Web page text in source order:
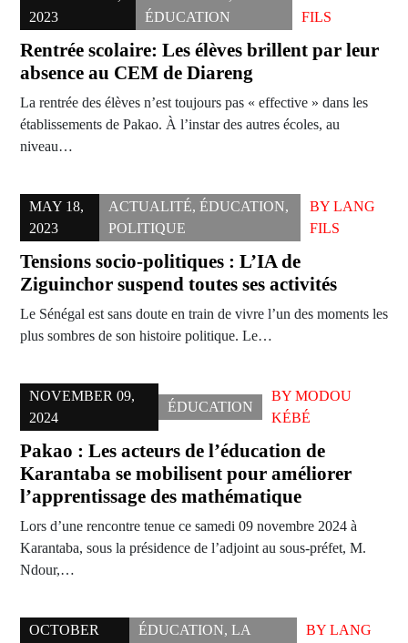
2023
ÉDUCATION
FILS
Rentrée scolaire: Les élèves brillent par leur
absence au CEM de Diareng
La rentrée des élèves n’est toujours pas « effective » dans les
établissements de Pakao. À l’instar des autres écoles, au
niveau…
MAY 18,
2023
ACTUALITÉ,ÉDUCATION,
POLITIQUE
BY LANG
FILS
Tensions socio-politiques : L’IA de
Ziguinchor suspend toutes ses activités
Le Sénégal est sans doute en train de vivre l’un des moments les
plus sombres de son histoire politique. Le…
NOVEMBER 09,
2024
ÉDUCATION
BYMODOU
KÉBÉ
Pakao : Les acteurs de l’éducation de
Karantaba se mobilisent pour améliorer
l’apprentissage des mathématique
Lors d’une rencontre tenue ce samedi 09 novembre 2024 à
Karantaba, sous la présidence de l’adjoint au sous-préfet, M.
Ndour,…
OCTOBER
ÉDUCATION,LA
BYLANG